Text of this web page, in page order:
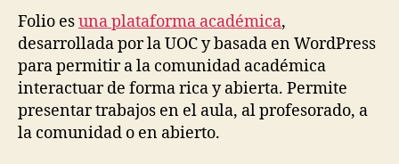
Folio esuna plataforma académica,
desarrollada por la UOC y basada en WordPress
para permitir a la comunidad académica
interactuar de forma rica y abierta. Permite
presentar trabajos en el aula, al profesorado, a
la comunidad o en abierto.